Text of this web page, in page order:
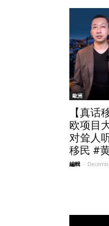
歐洲
【真话
欧项目
对耸人
移民 #
編輯 -